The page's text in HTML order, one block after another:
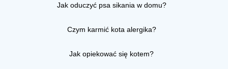
Jak oduczyć psa sikania w domu?
Czym karmić kota alergika?
Jak opiekować się kotem?